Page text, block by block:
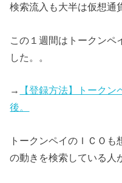
検索流入も大半は仮想通
この１週間はトークンペ
した。。
→
【登録方法】トーク
後。
トークンペイのＩＣＯ
の動きを検索している人